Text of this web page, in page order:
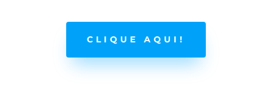
CLIQUE AQUI!